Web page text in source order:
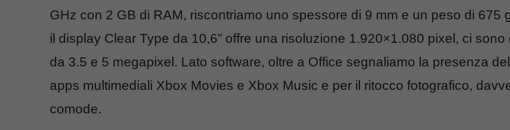
GHz con 2 GB di RAM, riscontriamo uno spessore di 9 mm e un peso di 675
il display Clear Type da 10,6” offre una risoluzione 1.920×1.080 pixel, ci
da 3.5 e 5 megapixel. Lato software, oltre a Office segnaliamo la presenza
apps multimediali Xbox Movies e Xbox Music e per il ritocco fotografico,
comode.